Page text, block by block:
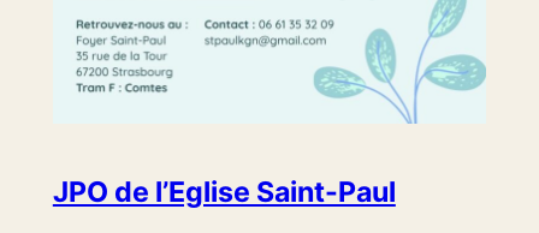
JPO de l’Eglise Saint-Paul